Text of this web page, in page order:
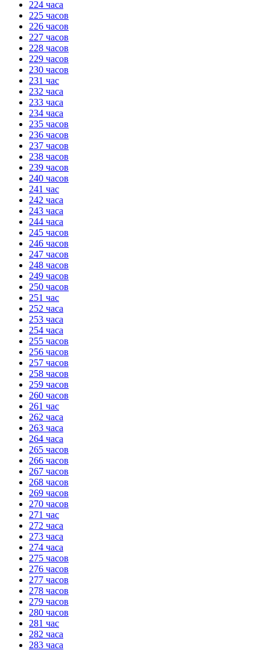
224 часа
225 часов
226 часов
227 часов
228 часов
229 часов
230 часов
231 час
232 часа
233 часа
234 часа
235 часов
236 часов
237 часов
238 часов
239 часов
240 часов
241 час
242 часа
243 часа
244 часа
245 часов
246 часов
247 часов
248 часов
249 часов
250 часов
251 час
252 часа
253 часа
254 часа
255 часов
256 часов
257 часов
258 часов
259 часов
260 часов
261 час
262 часа
263 часа
264 часа
265 часов
266 часов
267 часов
268 часов
269 часов
270 часов
271 час
272 часа
273 часа
274 часа
275 часов
276 часов
277 часов
278 часов
279 часов
280 часов
281 час
282 часа
283 часа